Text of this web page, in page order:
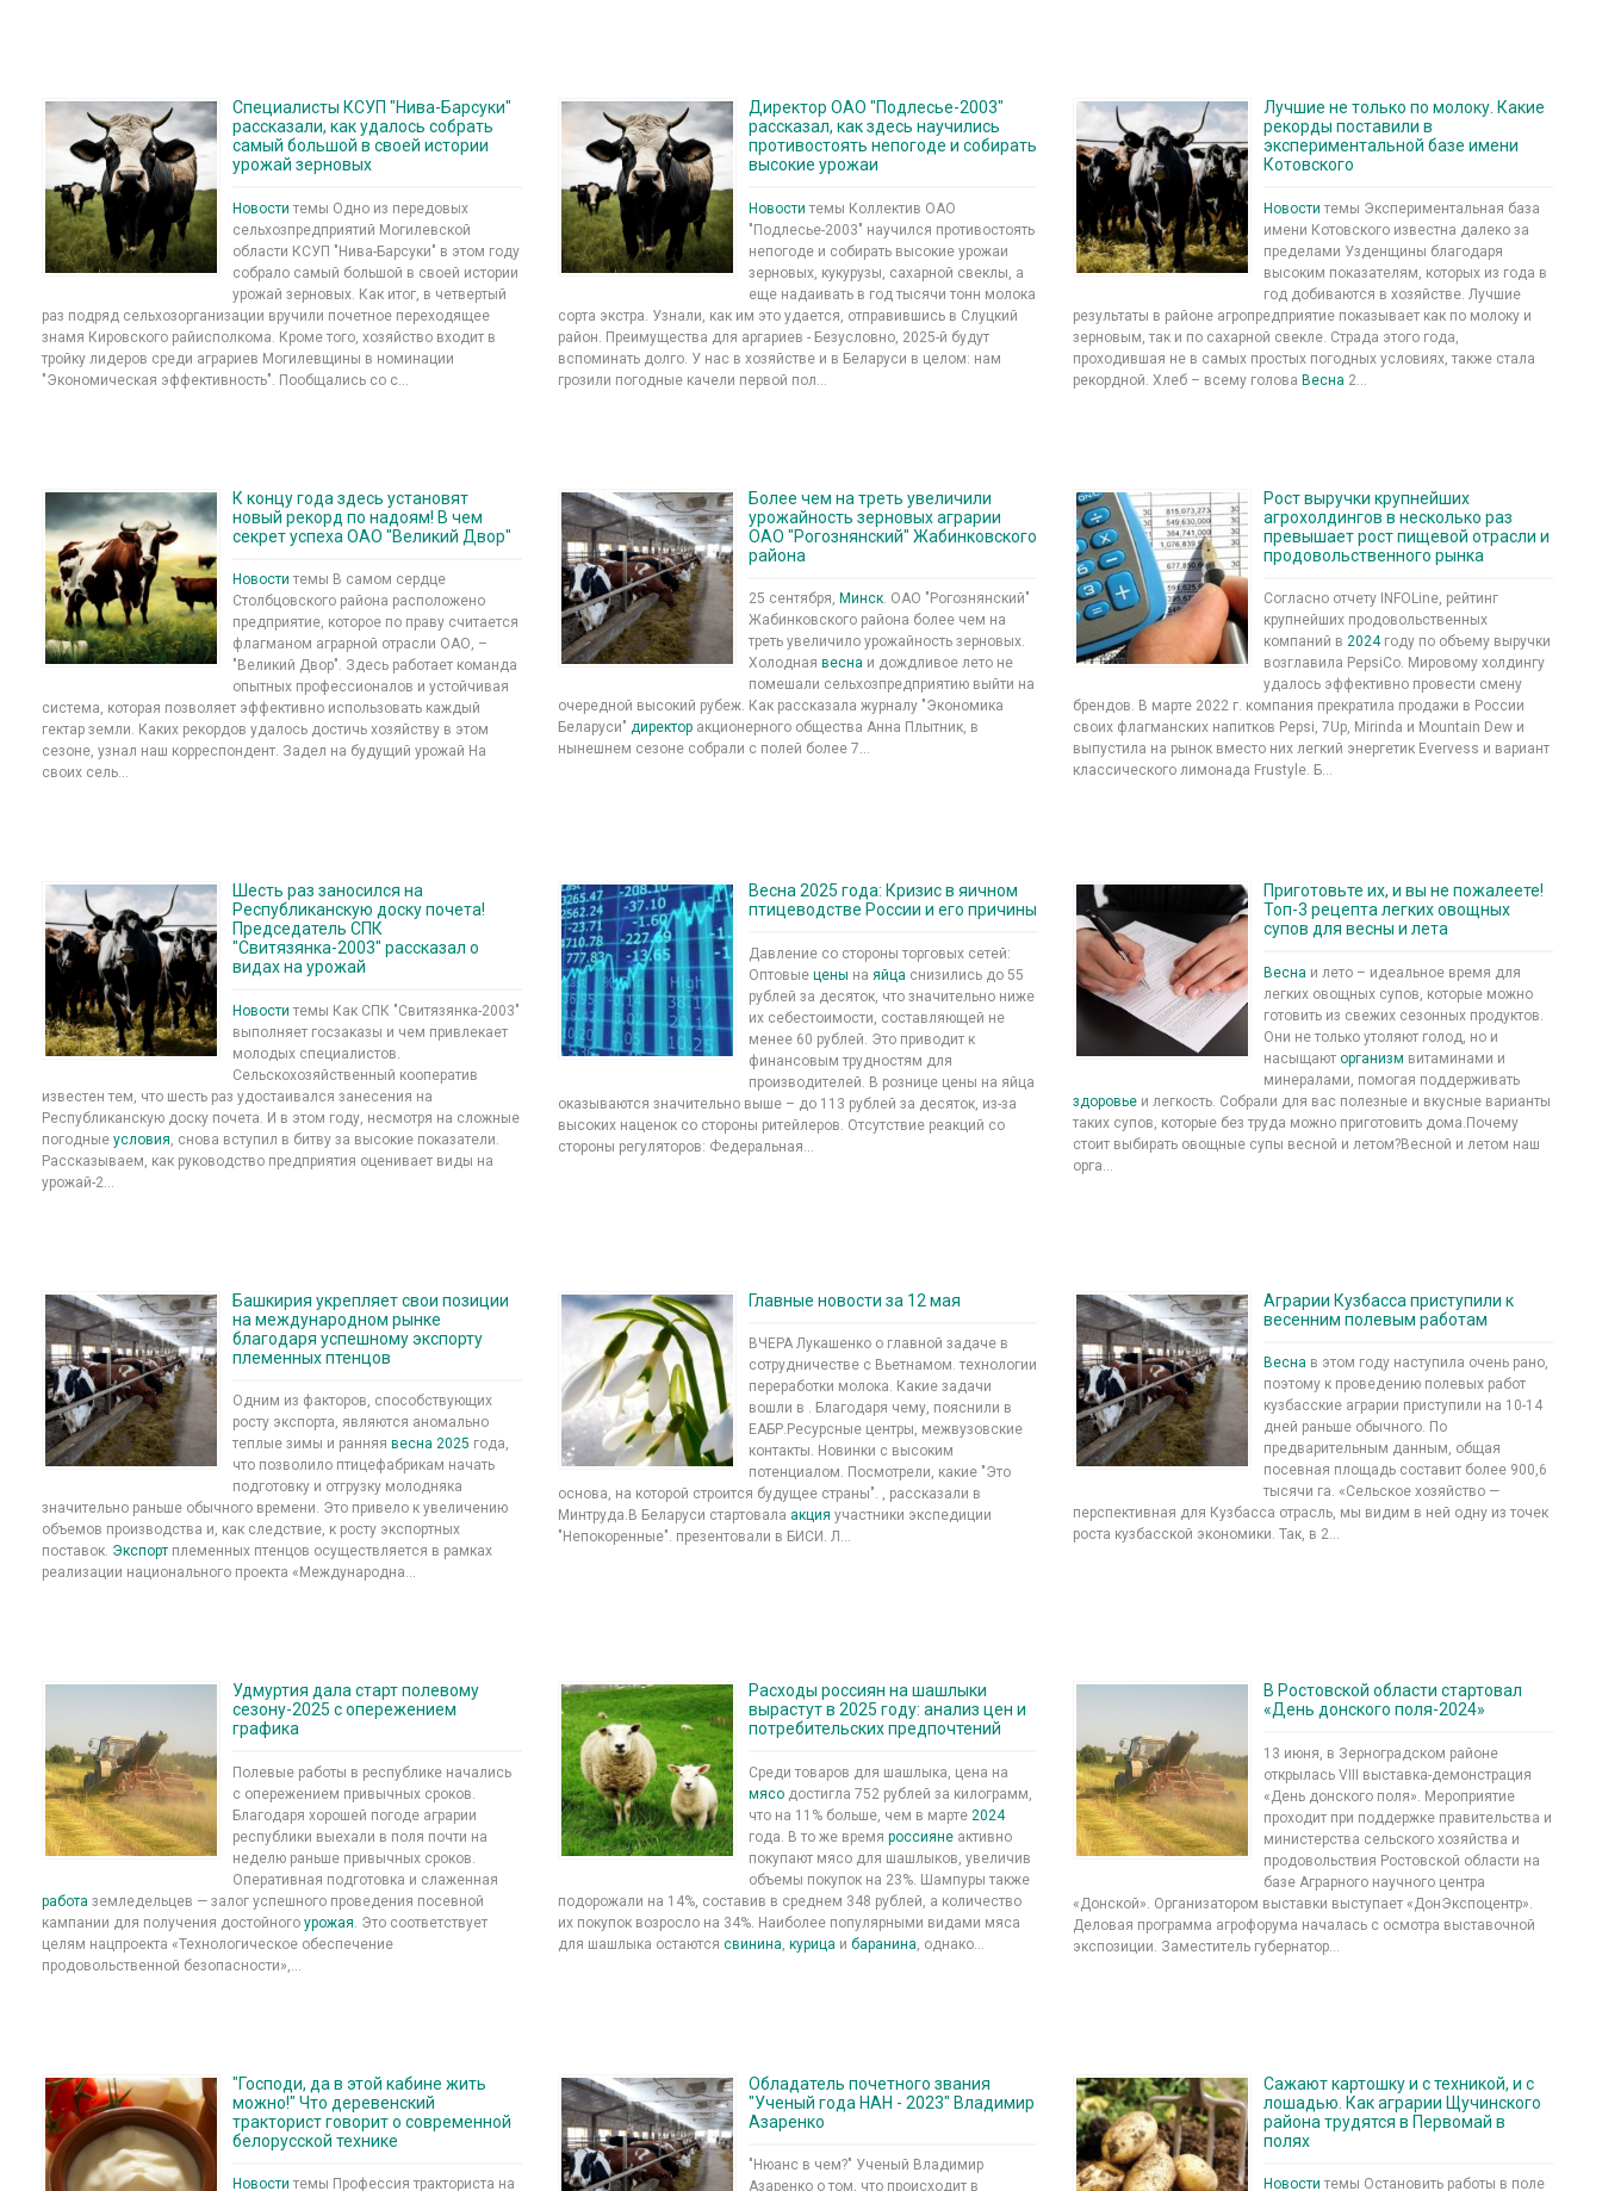
Специалисты КСУП "Нива-Барсуки"
рассказали, как удалось собрать
самый большой в своей истории
урожай зерновых
Новости темы Одно из передовых
сельхозпредприятий Могилевской
области КСУП "Нива-Барсуки" в этом году
собрало самый большой в своей истории
урожай зерновых. Как итог, в четвертый
раз подряд сельхозорганизации вручили почетное переходящее
знамя Кировского райисполкома. Кроме того, хозяйство входит в
тройку лидеров среди аграриев Могилевщины в номинации
"Экономическая эффективность". Пообщались со с...
Директор ОАО "Подлесье-2003"
рассказал, как здесь научились
противостоять непогоде и собирать
высокие урожаи
Новости темы Коллектив ОАО
"Подлесье-2003" научился противостоять
непогоде и собирать высокие урожаи
зерновых, кукурузы, сахарной свеклы, а
еще надаивать в год тысячи тонн молока
сорта экстра. Узнали, как им это удается, отправившись в Слуцкий
район. Преимущества для аргариев - Безусловно, 2025-й будут
вспоминать долго. У нас в хозяйстве и в Беларуси в целом: нам
грозили погодные качели первой пол...
Лучшие не только по молоку. Какие
рекорды поставили в
экспериментальной базе имени
Котовского
Новости темы Экспериментальная база
имени Котовского известна далеко за
пределами Узденщины благодаря
высоким показателям, которых из года в
год добиваются в хозяйстве. Лучшие
результаты в районе агропредприятие показывает как по молоку и
зерновым, так и по сахарной свекле. Страда этого года,
проходившая не в самых простых погодных условиях, также стала
рекордной. Хлеб – всему головаВесна 2...
К концу года здесь установят
новый рекорд по надоям! В чем
секрет успеха ОАО "Великий Двор"
Новости темы В самом сердце
Столбцовского района расположено
предприятие, которое по праву считается
флагманом аграрной отрасли ОАО, –
"Великий Двор". Здесь работает команда
опытных профессионалов и устойчивая
система, которая позволяет эффективно использовать каждый
гектар земли. Каких рекордов удалось достичь хозяйству в этом
сезоне, узнал наш корреспондент. Задел на будущий урожай На
своих сель...
Более чем на треть увеличили
урожайность зерновых аграрии
ОАО "Рогознянский" Жабинковского
района
25 сентября, Минск. ОАО "Рогознянский"
Жабинковского района более чем на
треть увеличило урожайность зерновых.
Холодная весна и дождливое лето не
помешали сельхозпредприятию выйти на
очередной высокий рубеж. Как рассказала журналу "Экономика
Беларуси" директоракционерного общества Анна Плытник, в
нынешнем сезоне собрали с полей более 7...
Рост выручки крупнейших
агрохолдингов в несколько раз
превышает рост пищевой отрасли и
продовольственного рынка
Согласно отчету INFOLine, рейтинг
крупнейших продовольственных
компаний в2024году по объему выручки
возглавила PepsiCo. Мировому холдингу
удалось эффективно провести смену
брендов. В марте 2022 г. компания прекратила продажи в России
своих флагманских напитков Pepsi, 7Up, Mirinda и Mountain Dew и
выпустила на рынок вместо них легкий энергетик Evervess и вариант
классического лимонада Frustyle. Б...
Шесть раз заносился на
Республиканскую доску почета!
Председатель СПК
"Свитязянка-2003" рассказал о
видах на урожай
Новости темы Как СПК "Свитязянка-2003"
выполняет госзаказы и чем привлекает
молодых специалистов.
Сельскохозяйственный кооператив
известен тем, что шесть раз удостаивался занесения на
Республиканскую доску почета. И в этом году, несмотря на сложные
погодные условия , снова вступил в битву за высокие показатели.
Рассказываем, как руководство предприятия оценивает виды на
урожай-2...
Весна 2025 года: Кризис в яичном
птицеводстве России и его причины
Давление со стороны торговых сетей:
Оптовые цены на яйца снизились до 55
рублей за десяток, что значительно ниже
их себестоимости, составляющей не
менее 60 рублей. Это приводит к
финансовым трудностям для
производителей. В рознице цены на яйца
оказываются значительно выше – до 113 рублей за десяток, из-за
высоких наценок со стороны ритейлеров. Отсутствие реакций со
стороны регуляторов: Федеральная...
Приготовьте их, и вы не пожалеете!
Топ-3 рецепта легких овощных
супов для весны и лета
Весна и лето – идеальное время для
легких овощных супов, которые можно
готовить из свежих сезонных продуктов.
Они не только утоляют голод, но и
насыщаюторганизм витаминами и
минералами, помогая поддерживать
здоровье и легкость. Собрали для вас полезные и вкусные варианты
таких супов, которые без труда можно приготовить дома.Почему
стоит выбирать овощные супы весной и летом?Весной и летом наш
орга...
Башкирия укрепляет свои позиции
на международном рынке
благодаря успешному экспорту
племенных птенцов
Одним из факторов, способствующих
росту экспорта, являются аномально
теплые зимы и ранняя весна 2025 года,
что позволило птицефабрикам начать
подготовку и отгрузку молодняка
значительно раньше обычного времени. Это привело к увеличению
объемов производства и, как следствие, к росту экспортных
поставок. Экспорт племенных птенцов осуществляется в рамках
реализации национального проекта «Международна...
Главные новости за 12 мая
ВЧЕРА Лукашенко о главной задаче в
сотрудничестве с Вьетнамом. технологии
переработки молока. Какие задачи
вошли в . Благодаря чему, пояснили в
ЕАБР.Ресурсные центры, межвузовские
контакты. Новинки с высоким
потенциалом. Посмотрели, какие "Это
основа, на которой строится будущее страны". , рассказали в
Минтруда.В Беларуси стартовала акция участники экспедиции
"Непокоренные". презентовали в БИСИ. Л...
Аграрии Кузбасса приступили к
весенним полевым работам
Весна в этом году наступила очень рано,
поэтому к проведению полевых работ
кузбасские аграрии приступили на 10-14
дней раньше обычного. По
предварительным данным, общая
посевная площадь составит более 900,6
тысячи га. «Сельское хозяйство —
перспективная для Кузбасса отрасль, мы видим в ней одну из точек
роста кузбасской экономики. Так, в 2...
Удмуртия дала старт полевому
сезону-2025 с опережением
графика
Полевые работы в республике начались
с опережением привычных сроков.
Благодаря хорошей погоде аграрии
республики выехали в поля почти на
неделю раньше привычных сроков.
Оперативная подготовка и слаженная
работа земледельцев — залог успешного проведения посевной
кампании для получения достойного урожая . Это соответствует
целям нацпроекта «Технологическое обеспечение
продовольственной безопасности»,...
Расходы россиян на шашлыки
вырастут в 2025 году: анализ цен и
потребительских предпочтений
Среди товаров для шашлыка, цена на
мясодостигла 752 рублей за килограмм,
что на 11% больше, чем в марте 2024
года. В то же время россиянеактивно
покупают мясо для шашлыков, увеличив
объемы покупок на 23%. Шампуры также
подорожали на 14%, составив в среднем 348 рублей, а количество
их покупок возросло на 34%. Наиболее популярными видами мяса
для шашлыка остаются свинина курица и баранина , однако...
В Ростовской области стартовал
«День донского поля-2024»
13 июня, в Зерноградском районе
открылась VIII выставка-демонстрация
«День донского поля». Мероприятие
проходит при поддержке правительства и
министерства сельского хозяйства и
продовольствия Ростовской области на
базе Аграрного научного центра
«Донской». Организатором выставки выступает «ДонЭкспоцентр».
Деловая программа агрофорума началась с осмотра выставочной
экспозиции. Заместитель губернатор...
"Господи, да в этой кабине жить
можно!" Что деревенский
тракторист говорит о современной
белорусской технике
Новости темы Профессия тракториста на
Обладатель почетного звания
"Ученый года НАН - 2023" Владимир
Азаренко
"Нюанс в чем?" Ученый Владимир
Азаренко о том, что происходит в
Сажают картошку и с техникой, и с
лошадью. Как аграрии Щучинского
района трудятся в Первомай в
полях
Новости темы Остановить работы в поле